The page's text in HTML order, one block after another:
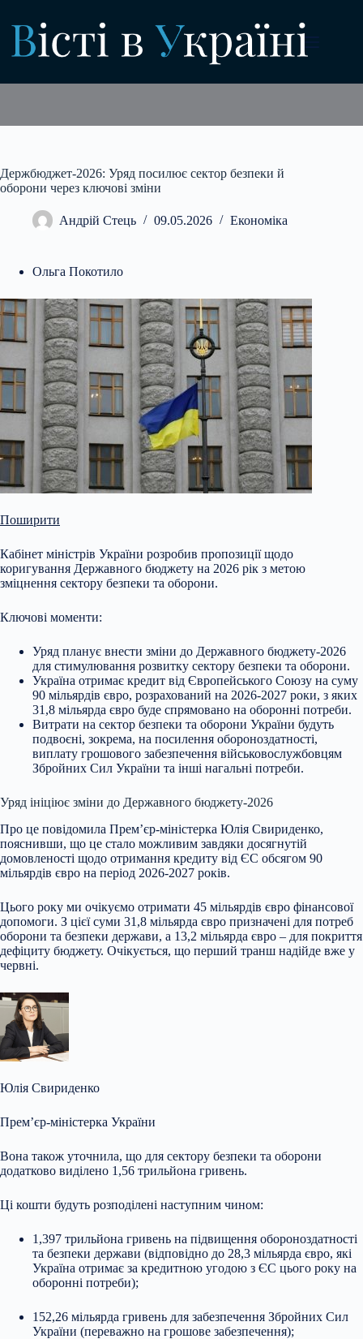
вмісту
Держбюджет-2026: Уряд посилює сектор безпеки й
оборони через ключові зміни
Андрій Стець 09.05.2026 Економіка
Ольга Покотило
Поширити
Кабінет міністрів України розробив пропозиції щодо
коригування Державного бюджету на 2026 рік з метою
зміцнення сектору безпеки та оборони.
Ключові моменти:
Уряд планує внести зміни до Державного бюджету-2026
для стимулювання розвитку сектору безпеки та оборони.
Україна отримає кредит від Європейського Союзу на суму
90 мільярдів євро, розрахований на 2026-2027 роки, з яких
31,8 мільярда євро буде спрямовано на оборонні потреби.
Витрати на сектор безпеки та оборони України будуть
подвоєні, зокрема, на посилення обороноздатності,
виплату грошового забезпечення військовослужбовцям
Збройних Сил України та інші нагальні потреби.
Уряд ініціює зміни до Державного бюджету-2026
Про це повідомила Прем’єр-міністерка Юлія Свириденко,
пояснивши, що це стало можливим завдяки досягнутій
домовленості щодо отримання кредиту від ЄС обсягом 90
мільярдів євро на період 2026-2027 років.
Цього року ми очікуємо отримати 45 мільярдів євро фінансової
допомоги. З цієї суми 31,8 мільярда євро призначені для потреб
оборони та безпеки держави, а 13,2 мільярда євро – для покриття
дефіциту бюджету. Очікується, що перший транш надійде вже у
червні.
Юлія Свириденко
Прем’єр-міністерка України
Вона також уточнила, що для сектору безпеки та оборони
додатково виділено 1,56 трильйона гривень.
Ці кошти будуть розподілені наступним чином:
1,397 трильйона гривень на підвищення обороноздатності
та безпеки держави (відповідно до 28,3 мільярда євро, які
Україна отримає за кредитною угодою з ЄС цього року на
оборонні потреби);
152,26 мільярда гривень для забезпечення Збройних Сил
України (переважно на грошове забезпечення);